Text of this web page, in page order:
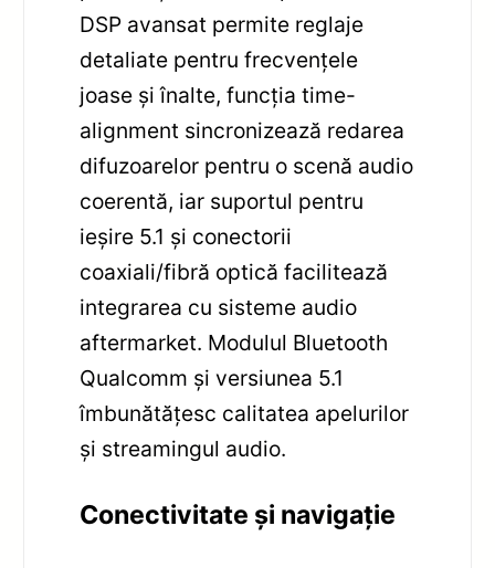
DSP avansat permite reglaje
detaliate pentru frecvențele
joase și înalte, funcția time-
alignment sincronizează redarea
difuzoarelor pentru o scenă audio
coerentă, iar suportul pentru
ieșire 5.1 și conectorii
coaxiali/fibră optică facilitează
integrarea cu sisteme audio
aftermarket. Modulul Bluetooth
Qualcomm și versiunea 5.1
îmbunătățesc calitatea apelurilor
și streamingul audio.
Conectivitate și navigație